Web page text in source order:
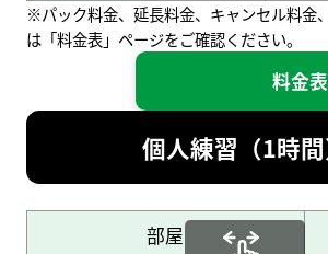
※パック料金、延長料金、キャンセル料金
は「料金表」ページをご確認ください。
料金表
個人練習（1時間
部屋